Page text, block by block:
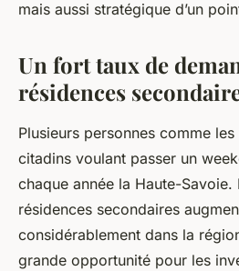
mais aussi stratégique d’un
Un fort taux de
résidences
Plusieurs personnes comme
citadins voulant passer un
chaque année la Haute-Savoie.
résidences secondaires
considérablement dans la
grande opportunité pour les